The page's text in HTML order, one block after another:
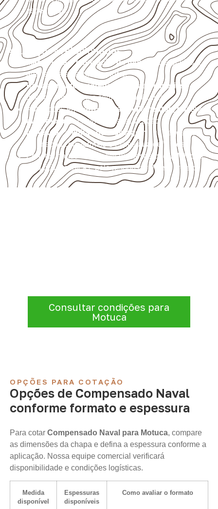
específicos.
Aplicações relacionadas
Marcenaria e fabricação de móveis
destinados a
ambientes sujeitos à umidade.
Revestimentos, paredes, pisos e divisórias
quando compatíveis com a ficha técnica.
Aplicações em
carrocerias, implementos, trailers e
motorhomes, conforme especificação.
Indústrias e linhas de montagem
que necessitam
de chapas com formato e espessura definidos.
Projetos náuticos específicos, desde que validados
pela ficha técnica e pelo responsável pelo projeto.
Consultar condições para
Motuca
OPÇÕES PARA COTAÇÃO
Opções de Compensado Naval
conforme formato e espessura
Para cotar Compensado Naval para Motuca, compare
as dimensões da chapa e defina a espessura conforme a
aplicação. Nossa equipe comercial verificará
disponibilidade e condições logísticas.
Medida
disponível
Espessuras
disponíveis
Como avaliar o formato